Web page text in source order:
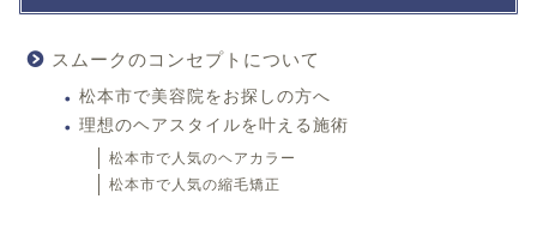
スムークのコンセプトについて
松本市で美容院をお探しの方へ
理想のヘアスタイルを叶える施術
松本市で人気のヘアカラー
松本市で人気の縮毛矯正